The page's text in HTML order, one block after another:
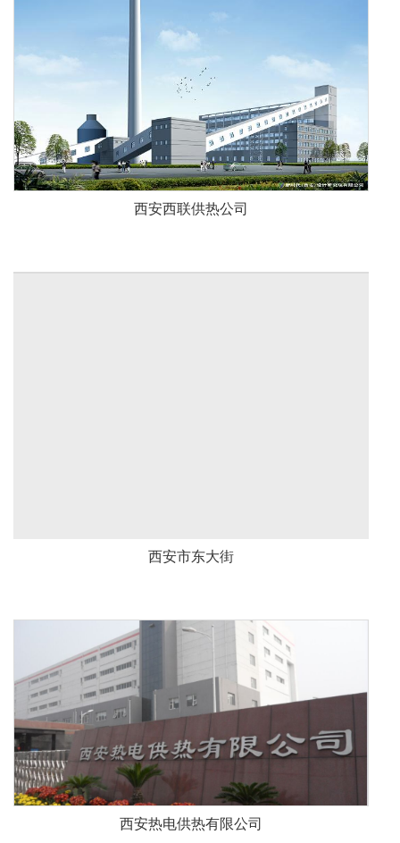
西安西联供热公司
西安热电供热有限公司